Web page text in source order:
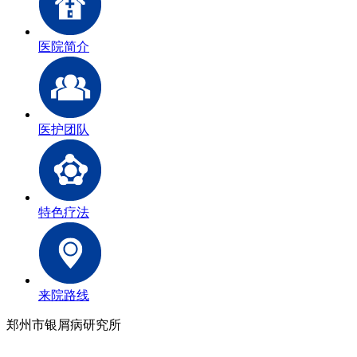
医院简介
医护团队
特色疗法
来院路线
郑州市银屑病研究所